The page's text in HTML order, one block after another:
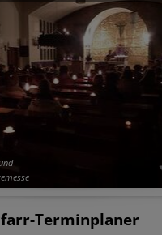
Terminplaner